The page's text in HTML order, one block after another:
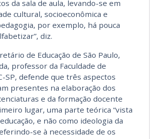
da sala de aula, levando-se em
cultural, socioeconômica e
por exemplo, há pouca
diz.
de Educação de São Paulo,
professor da Faculdade de
SP, defende que três aspectos
presentes na elaboração dos
e da formação docente
lugar, uma parte teórica “vista
e não como ideologia da
se à necessidade de os